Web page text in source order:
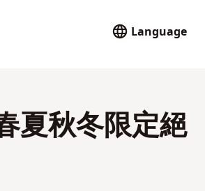
Language
夏秋冬限定絕